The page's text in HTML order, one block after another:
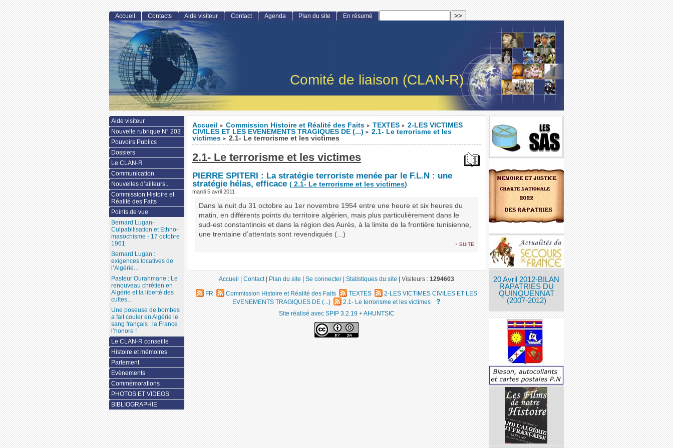
Comité de liaison (CLAN-R)
Accueil > Commission Histoire et Réalité des Faits > TEXTES > 2-LES VICTIMES
CIVILES ET LES EVENEMENTS TRAGIQUES DE (...) > 2.1- Le terrorisme et les
victimes > 2.1- Le terrorisme et les victimes
2.1- Le terrorisme et les victimes
PIERRE SPITERI : La stratégie terroriste menée par le F.L.N : une
stratégie hélas, efficace (2.1- Le terrorisme et les victimes)
mardi 5 avril 2011
Dans la nuit du 31 octobre au 1er novembre 1954 entre une heure et six heures du
matin, en différents points du territoire algérien, mais plus particulièrement dans le
sud-est constantinois et dans la région des Aurès, à la limite de la frontière tunisienne,
une trentaine d’attentats sont revendiqués (...)
suite
20 Avril 2012-BILAN
RAPATRIES DU
QUINQUENNAT
(2007-2012)
Accueil Contacts Aide visiteur Contact Agenda Plan du site En résumé
Aide visiteur
Nouvelle rubrique N° 203
Pouvoirs Publics
Dossiers
Le CLAN-R
Communication
Nouvelles d’ailleurs...
Commission Histoire et
Réalité des Faits
Points de vue
Bernard Lugan-
Culpabilisation et Ethno-
masochisme - 17 octobre
1961
Bernard Lugan :
exigences locatives de
l’Algérie...
Pasteur Ourahmane : Le
renouveau chrétien en
Algérie et la liberté des
cultes...
Une poseuse de bombes
a fait couler en Algérie le
sang français : la France
l’honore !
Le CLAN-R conseille
Histoire et mémoires
Parlement
Evènements
Commémorations
PHOTOS ET VIDEOS
BIBLIOGRAPHIE
Accueil|Contact|Plan du site|Se connecter|Statistiques du site|Visiteurs :1294603
FR Commission Histoire et Réalité des Faits TEXTES
2-LES VICTIMES CIVILES ET LES
EVENEMENTS TRAGIQUES DE (...)
2.1- Le terrorisme et les victimes ?
Site réalisé avec SPIP 3.2.19+AHUNTSIC